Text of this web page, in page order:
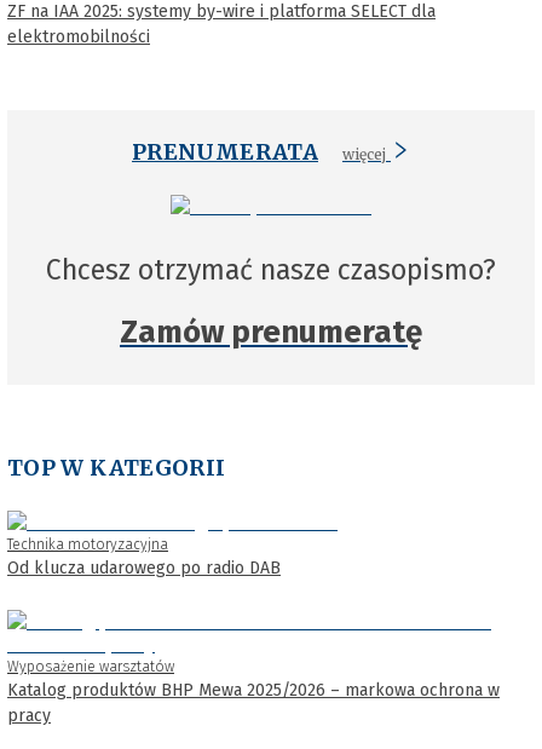
ZF na IAA 2025: systemy by-wire i platforma SELECT dla
elektromobilności
PRENUMERATA więcej
Chcesz otrzymać nasze czasopismo?
Zamów prenumeratę
TOP W KATEGORII
Technika motoryzacyjna
Od klucza udarowego po radio DAB
Wyposażenie warsztatów
Katalog produktów BHP Mewa 2025/2026 – markowa ochrona w
pracy